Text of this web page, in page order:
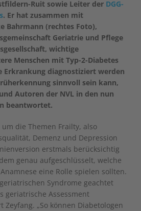
Ruit sowie Leiter der DGG-
. Er hat zusammen mit
Bahrmann (rechtes Foto),
Geriatrie und Pflege
wichtige
Menschen mit Typ-2-Diabetes
Erkrankung diagnostiziert werden
sinnvoll sein kann,
Autoren der NVL in den nun
beantwortet.
die Themen Frailty, also
Demenz und Depression
erstmals berücksichtig
genau aufgeschlüsselt, welche
eine Rolle spielen sollten.
Syndrome geachtet
geriatrische Assessment
Zeyfang. „So können Diabetologen